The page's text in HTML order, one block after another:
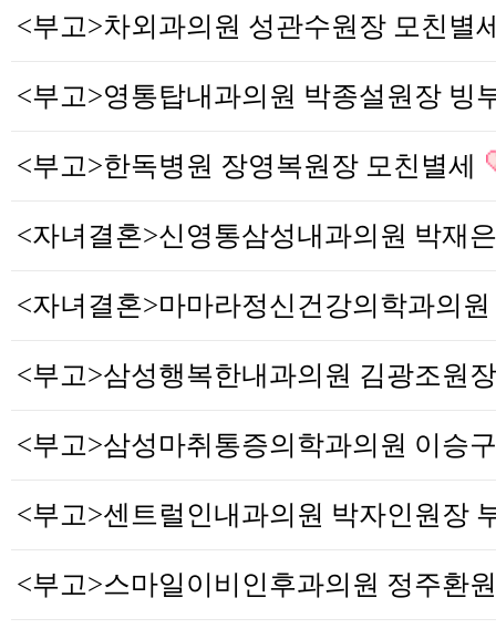
<부고>차외과의원 성관수원장 모친별
<부고>한독병원 장영복원장 모친별세